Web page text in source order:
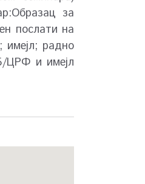
за
послати на
имејл; радно
ЦРФ и имејл